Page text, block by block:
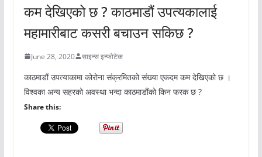
कम देखिएको छ ? काठमाडौं उपत्यकालाई
महामारीबाट कसरी बचाउन सकिछ ?
June 28, 2020 साइन्स इन्फोटेक
काठमाडौं उपत्याकामा कोरोना संक्रमितको संख्या एकदम कम देखिएको छ ।
विश्वका अन्य सहरको अवस्था भन्दा काठमाडौंको किन फरक छ ?
Share this: